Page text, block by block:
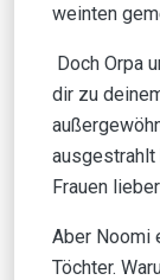
weinten
Doch Orpa
dir zu
ausgestrahlt
Frauen
Aber Noomi
Töchter.